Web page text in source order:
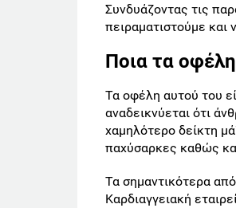
Συνδυάζοντας τις
Ποια τα
Τα οφέλη αυτού του
αναδεικνύεται ότι
χαμηλότερο δείκτη
παχύσαρκες καθώς
Τα σημαντικότερα
Καρδιαγγειακή